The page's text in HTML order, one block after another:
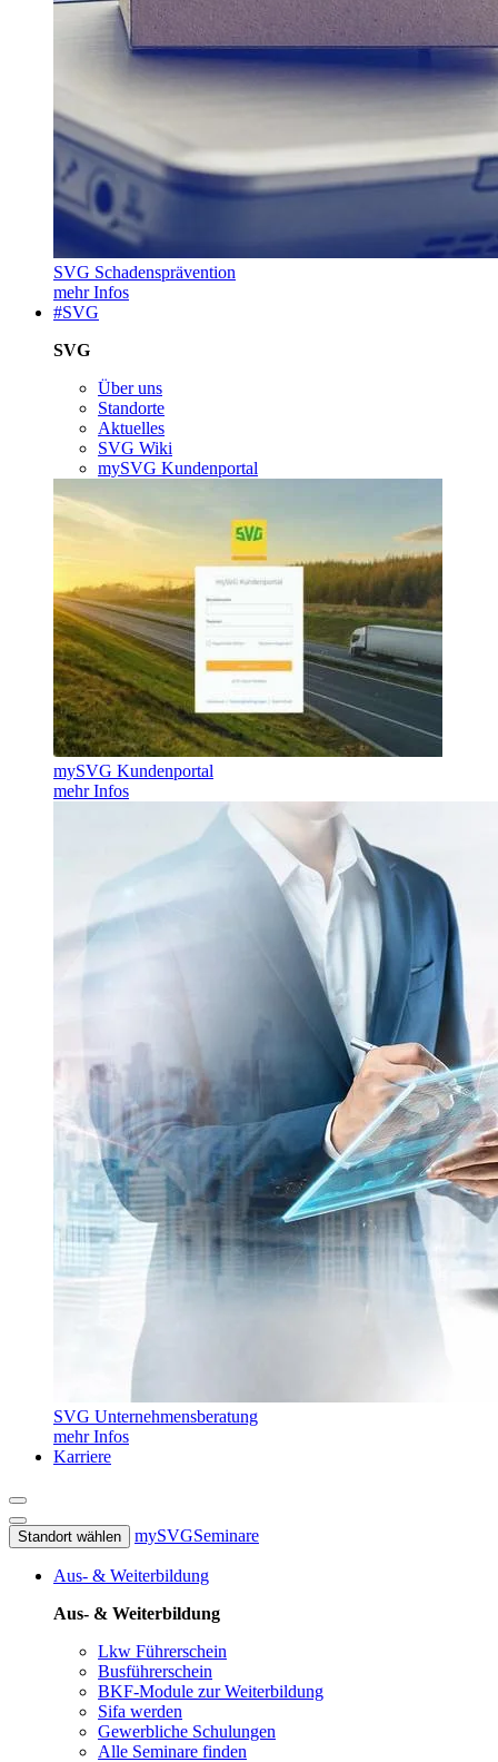
SVG Schadensprävention
mehr Infos
#SVG
SVG
Über uns
Standorte
Aktuelles
SVG Wiki
mySVG Kundenportal
mySVG Kundenportal
mehr Infos
SVG Unternehmensberatung
mehr Infos
Karriere
Standort wählen mySVGSeminare
Aus- & Weiterbildung
Aus- & Weiterbildung
Lkw Führerschein
Busführerschein
BKF-Module zur Weiterbildung
Sifa werden
Gewerbliche Schulungen
Alle Seminare finden